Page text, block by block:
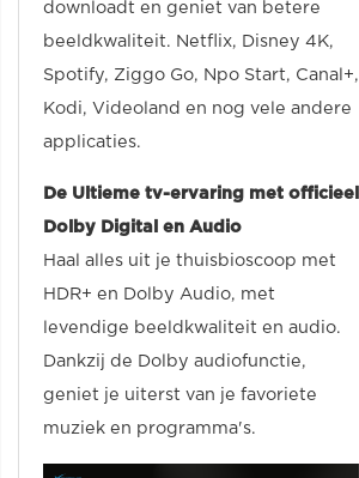
downloadt en geniet van betere
beeldkwaliteit. Netflix, Disney 4K,
Spotify, Ziggo Go, Npo Start, Canal+,
Kodi, Videoland en nog vele andere
applicaties.
De Ultieme tv-ervaring met officieel
Dolby Digital en Audio
Haal alles uit je thuisbioscoop met
HDR+ en Dolby Audio, met
levendige beeldkwaliteit en audio.
Dankzij de Dolby audiofunctie,
geniet je uiterst van je favoriete
muziek en programma's.